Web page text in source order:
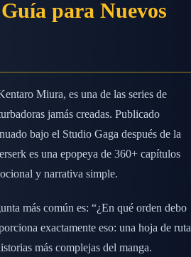
para Nuevos
Miura, es una de las series de
jamás creadas. Publicado
bajo el Studio Gaga después de la
es una epopeya de 360+ capítulos
y narrativa simple.
más común es: “¿En qué orden debo
exactamente eso: una hoja de ruta
más complejas del manga.